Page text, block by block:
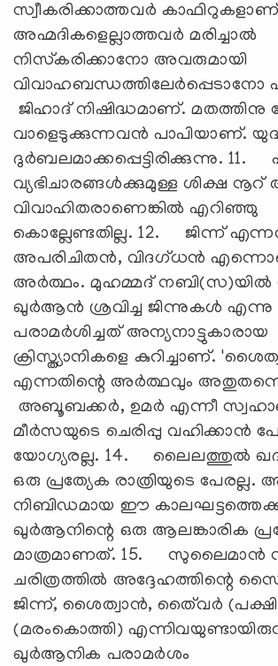
സ്വീകരിക്കാത്തവര്‍
അഹ്മദികളെല്ലാത്തവര്‍ മരിച്ചാല്‍
നിസ്‌കരിക്കാനോ അവരുമായി
വിവാഹബന്ധത്തിലേര്‍പ്പെടാനോ
ജിഹാദ് നിഷിദ്ധമാണ്. മതത്തിനു
വാളെടുക്കുന്നവന്‍ പാപിയാണ്.
ദുര്‍ബലമാക്കപ്പെട്ടിരിക്കുന്നു. 11.
വ്യഭിചാരങ്ങള്‍ക്കുമുള്ള ശിക്ഷ
വിവാഹിതരാണെങ്കില്‍ എറിഞ്ഞു
കൊല്ലേണ്ടതില്ല. 12. ജിന്ന്
അപരിചിതന്‍, വിദഗ്ധന്‍
അര്‍ത്ഥം. മുഹമ്മദ് നബി(സ)യില്‍
ഖുര്‍ആന്‍ ശ്രവിച്ച ജിന്നുകള്‍
പരാമര്‍ശിച്ചത് അന്യനാട്ടുകാരായ
ക്രിസ്ത്യാനികളെ കുറിച്ചാണ്.
എന്നതിന്റെ അര്‍ത്ഥവും
അബൂബക്കര്‍, ഉമര്‍ എന്നീ
മീര്‍സയുടെ ചെരിപ്പു വഹിക്കാന്‍
യോഗ്യരല്ല. 14. ലൈലത്തുല്‍
ഒരു പ്രത്യേക രാത്രിയുടെ
നിബിഡമായ ഈ
ഖുര്‍ആനിന്റെ ഒരു ആലങ്കാരിക
മാത്രമാണത്. 15. സുലൈമാന്‍
ചരിത്രത്തില്‍ അദ്ദേഹത്തിന്റെ
ജിന്ന്, ശൈത്വാന്‍, തൈ്വര്‍
(മരംകൊത്തി)
ഖുര്‍ആനിക പരാമര്‍ശം